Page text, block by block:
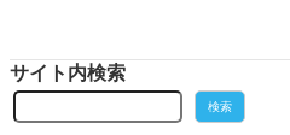
サイト内検索
検
検索